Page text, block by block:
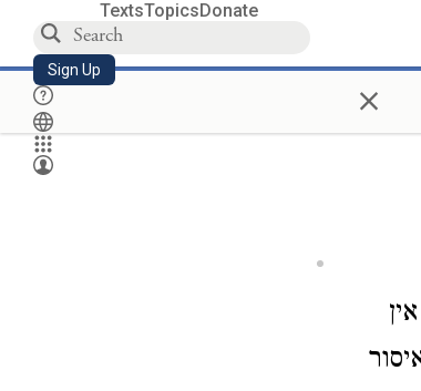
TextsTopicsDonate
Sign Up ×